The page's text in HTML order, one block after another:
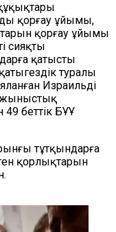
қорғау ұйымы,
қорғау ұйымы
сияқты
қатысты
туралы
Израильді
беттік БҰҰ
тұтқындарға
қорлықтарын